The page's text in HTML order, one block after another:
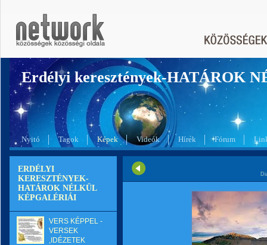
Erdélyi keresztények-HATÁROK
Nyitó Tagok Képek Videók Hírek Fórum
ERDÉLYI
KERESZTÉNYEK-
HATÁROK NÉLKÜL
KÉPGALÉRIÁI
VERS KÉPPEL -
VERSEK
,IDÉZETEK